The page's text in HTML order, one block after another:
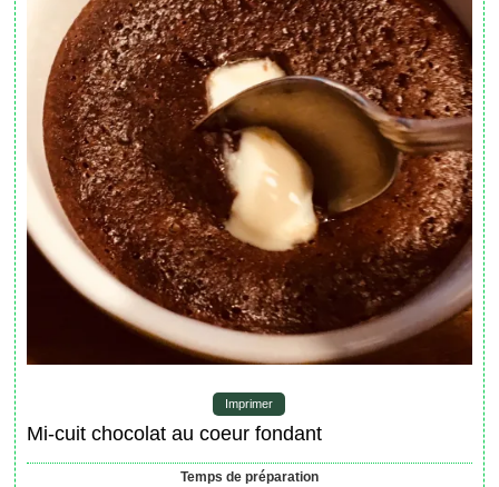
Imprimer
Mi-cuit chocolat au coeur fondant
Temps de préparation